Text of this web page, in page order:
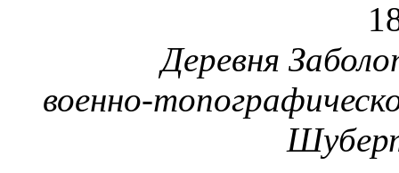
Деревня
военно-